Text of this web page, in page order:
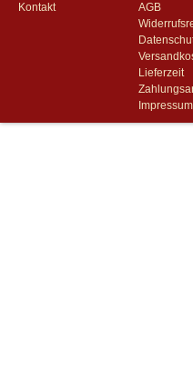
Kontakt
AGB
Lieferzeit
Impressum